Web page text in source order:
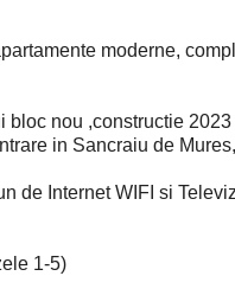
moderne,
bloc nou ,constructie
in Sancraiu de
de Internet WIFI si
1-5)